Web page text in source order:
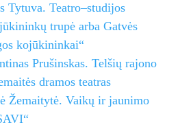
Tytuva. Teatro–studijos
trupė arba Gatvės
kojūkininkai“
Prušinskas. Telšių rajono
dramos teatras
Žemaitytė. Vaikų ir jaunimo